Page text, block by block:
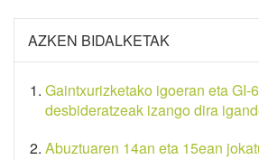
AZKEN BIDALKETAK
Gaintxurizketako igoeran eta GI-
desbideratzeak izango dira
Abuztuaren 14an eta 15ean